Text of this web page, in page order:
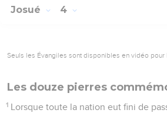
Josué 4
Seuls les Évangiles sont disponibles en vidéo pour
Les douze pierres
1 Lorsque toute la nation eut fini de